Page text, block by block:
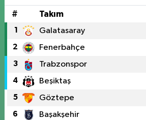
# Takım
1 Galatasaray
2 Fenerbahçe
3 Trabzonspor
4 Beşiktaş
5 Göztepe
6 Başakşehir